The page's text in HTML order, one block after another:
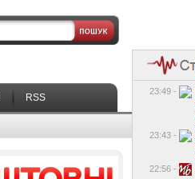
RSS
23:49 -
23:43 -
22:56 -